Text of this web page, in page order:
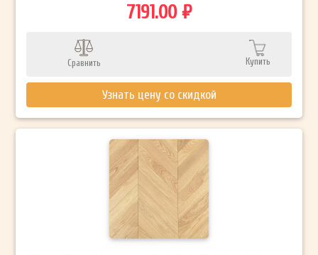
7191.00 ₽
Сравнить Купить
Узнать цену со скидкой